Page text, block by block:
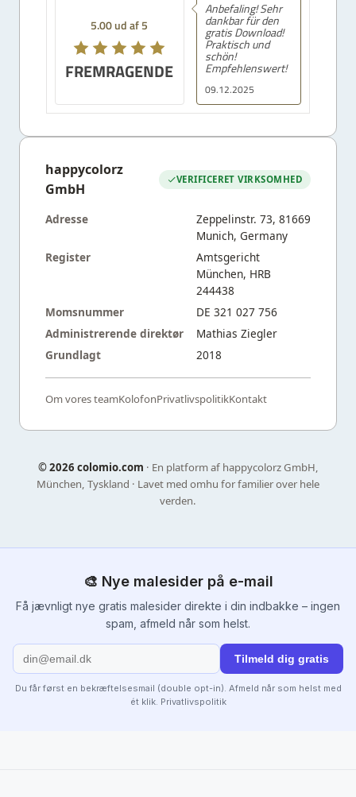
5.00 ud af 5
FREMRAGENDE
09.12.2025
Anbefaling! Sehr
dankbar für den
gratis Download!
Praktisch und
schön!
Empfehlenswert!
happycolorz
GmbH
VERIFICERET VIRKSOMHED
Adresse
Zeppelinstr. 73, 81669
Munich, Germany
Register
Amtsgericht
München, HRB
244438
Momsnummer
DE 321 027 756
Administrerende direktør
Mathias Ziegler
Grundlagt
2018
Om vores teamKolofonPrivatlivspolitikKontakt
©2026 colomio.com · En platform af happycolorz GmbH,
München, Tyskland · Lavet med omhu for familier over hele
verden.
🎨 Nye malesider på e-mail
Få jævnligt nye gratis malesider direkte i din indbakke – ingen
spam, afmeld når som helst.
Tilmeld dig gratis
Du får først en bekræftelsesmail (double opt-in). Afmeld når som helst med
ét klik. Privatlivspolitik